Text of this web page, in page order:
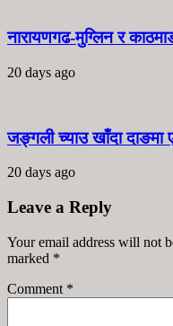
नारायणगढ-मुग्लिन र
20 days ago
जङ्गली च्याउ खाँदा दाङमा
20 days ago
Leave a Reply
Your email address will not
marked *
Comment *